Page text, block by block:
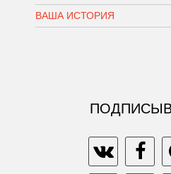
ВАША ИСТОРИЯ